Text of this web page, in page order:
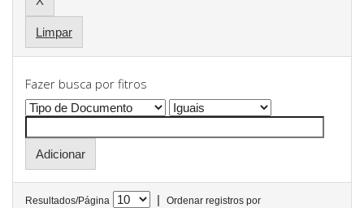
Limpar
Fazer busca por fitros
Resultados/Página |
Ordenar registros por